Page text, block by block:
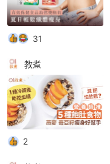
31
教煮
2